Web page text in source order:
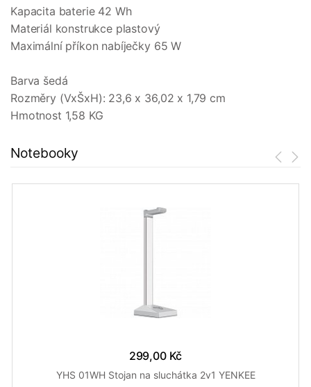
Kapacita baterie 42 Wh
Materiál konstrukce plastový
Maximální příkon nabíječky 65 W
Barva šedá
Rozměry (VxŠxH): 23,6 x 36,02 x 1,79 cm
Hmotnost 1,58 KG
Notebooky
299,00 Kč
YHS 01WH Stojan na sluchátka 2v1 YENKEE